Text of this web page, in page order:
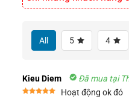
All 5 4
Kieu Diem Đã mua tại
Hoạt động ok đó